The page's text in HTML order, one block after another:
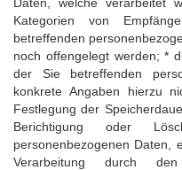
Kategorien von
betreffenden
noch offengelegt werden; *
der Sie betreffenden
konkrete Angaben hierzu
Festlegung der
Berichtigung oder
personenbezogenen Daten,
Verarbeitung durch